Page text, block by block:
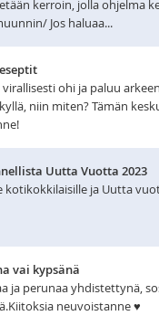
kerroin, jolla ohjelma
Jos haluaa...
ohi ja paluu
niin miten? Tämän
Uutta Vuotta 2023
kotikokkilaisille ja Uutta
vai kypsänä
ja perunaa yhdistettynä,
neuvoistanne ♥